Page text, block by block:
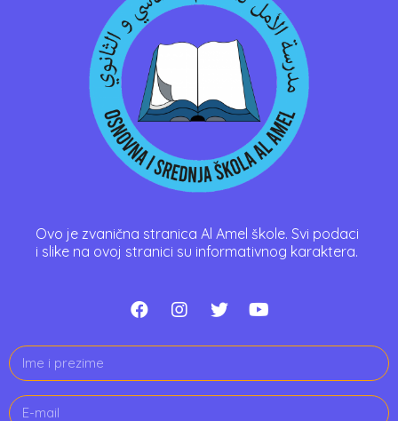
Ovo je zvanična stranica Al Amel škole. Svi podaci
i slike na ovoj stranici su informativnog karaktera.